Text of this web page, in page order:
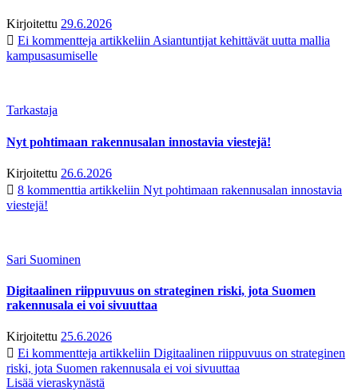
Kirjoitettu 29.6.2026
Ei kommentteja artikkeliin Asiantuntijat kehittävät uutta mallia
kampusasumiselle
Tarkastaja
Nyt pohtimaan rakennusalan innostavia viestejä!
Kirjoitettu 26.6.2026
8 kommenttia artikkeliin Nyt pohtimaan rakennusalan innostavia
viestejä!
Sari Suominen
Digitaalinen riippuvuus on strateginen riski, jota Suomen
rakennusala ei voi sivuuttaa
Kirjoitettu 25.6.2026
Ei kommentteja artikkeliin Digitaalinen riippuvuus on strateginen
riski, jota Suomen rakennusala ei voi sivuuttaa
Lisää vieraskynästä